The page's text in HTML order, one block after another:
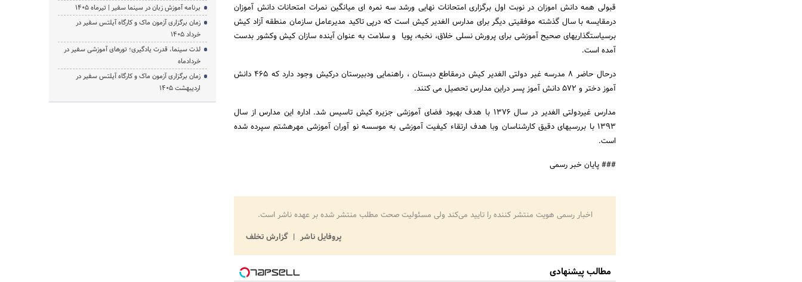
قبولی همه دانش اموزان در نوبت اول برگزاری امتحانات نهایی ورشد سه نمره ای میانگین نمرات امتحانات دانش آموزان
درمقایسه با سال گذشته موفقیتی دیگر برای مدارس الغدیر کیش است که درپی تاکید مدیرعامل سازمان منطقه آزاد کیش
برسیاستگذاریهای صحیح آموزشی برای پرورش نسلی خلاق، نخبه، پویا و سلامت به عنوان آینده سازان کیش وکشور بدست
آمده است.
درحال حاضر 8 مدرسه غیر دولتی الغدیر کیش درمقاطع دبستان ، راهنمایی ودبیرستان درکیش وجود دارد که 465 دانش
آموز دختر و 572 دانش آموز پسر دراین مدارس تحصیل می کنند.
مدارس غیردولتی الغدیر در سال 1376 با هدف بهبود فضای آموزشی جزیره کیش تاسیس شد. اداره این مدارس از سال
1393 با بررسیهای دقیق کارشناسان وبا هدف ارتقاء کیفیت آموزشی به موسسه نو آوران آموزشی مهرهشتم سپرده شده
است.
### پایان خبر رسمی
اخبار رسمی هویت منتشر کننده را تایید می‌کند ولی مسئولیت صحت مطلب منتشر شده بر عهده ناشر است.
پروفایل ناشر
گزارش تخلف
مطالب پیشنهادی
برنامه آموزش زبان در سینما سفیر | تیرماه ۱۴۰۵
زمان برگزاری آزمون ماک و کارگاه آیلتس سفیر در
خرداد 1405
لذت سینما، قدرت یادگیری؛ تورهای آموزشی سفیر در
خردادماه
زمان برگزاری آزمون ماک و کارگاه آیلتس سفیر در
اردیبهشت 1405